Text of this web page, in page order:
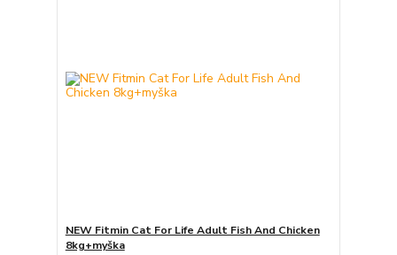
NEW Fitmin Cat For Life Adult Fish And Chicken
8kg+myška